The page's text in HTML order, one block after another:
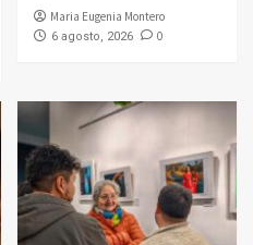
Maria Eugenia Montero
6 agosto, 2026 0